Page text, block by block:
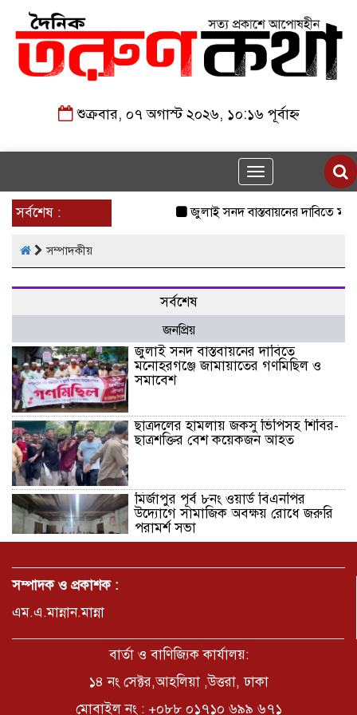
শুক্রবার, ০৭ অগাস্ট ২০২৬, ১০:১৬ পূর্বাহ্ন
Toggle
navigation
সর্বশেষ :
জুলাই সনদ বাস্তবায়নের দাবিতে
সম্পাদকীয়
সর্বশেষ
জনপ্রিয়
জুলাই সনদ বাস্তবায়নের দাবিতে
মনোহরগঞ্জে জামায়াতের গণমিছিল ও
সমাবেশ
ছাত্রদলের হামলায় জকসু ভিপিসহ শিবির-
ছাত্রশক্তির বেশ কয়েকজন আহত
মির্জাপুর পূর্ব ৮নং ওয়ার্ড বিএনপির
উদ্যোগে সামাজিক অবক্ষয় রোধে জরুরি
পরামর্শ সভা
ভ্রমণ কাহিনী: পদ্মা পারে আনন্দ ভ্রমণ –
সময় –মুক্তা পারভীন
সম্পাদক ও প্রকাশক :
এম.এ.মান্নান.মান্না
বার্তা ও বাণিজ্যিক কার্যালয়:
১৪ নং সেক্টর,আহলিয়া ,উত্তরা, ঢাকা
মোবাইল নং : +০৮৮ ০১৭১০ ৬৯৯ ৬৭১